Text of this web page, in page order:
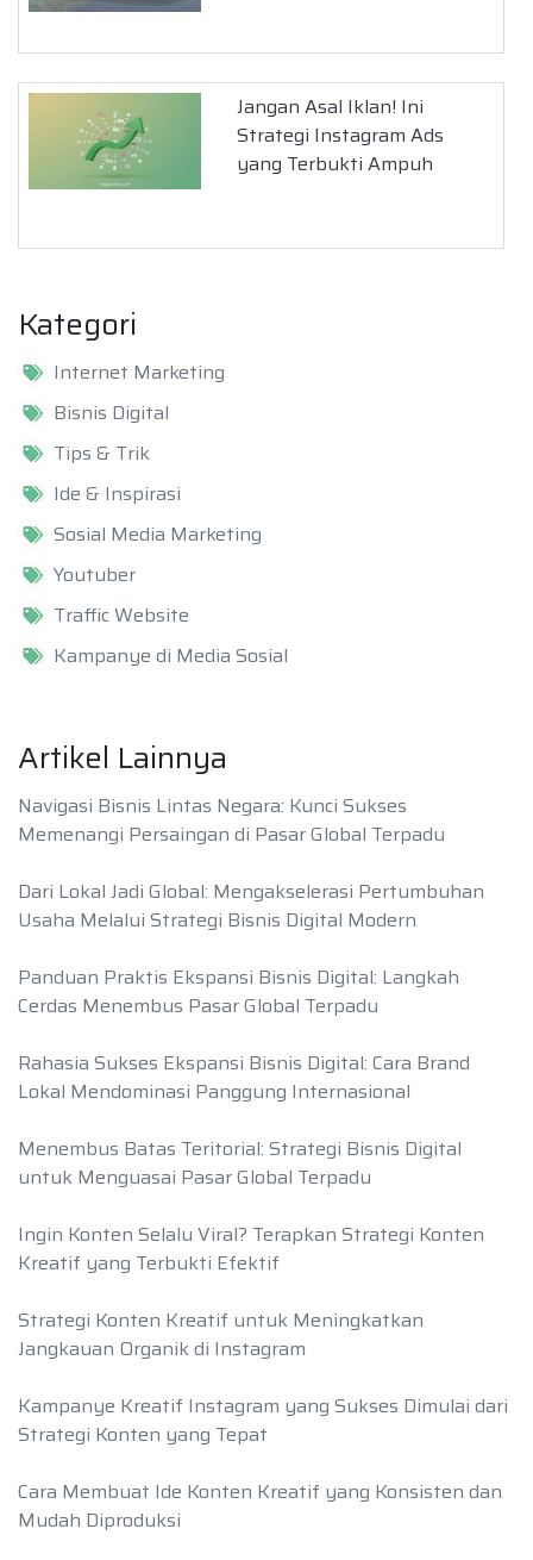
Jangan Asal Iklan! Ini
Strategi Instagram Ads
yang Terbukti Ampuh
Kategori
Internet Marketing
Bisnis Digital
Tips & Trik
Ide & Inspirasi
Sosial Media Marketing
Youtuber
Traffic Website
Kampanye di Media Sosial
Artikel Lainnya
Navigasi Bisnis Lintas Negara: Kunci Sukses
Memenangi Persaingan di Pasar Global Terpadu
Dari Lokal Jadi Global: Mengakselerasi Pertumbuhan
Usaha Melalui Strategi Bisnis Digital Modern
Panduan Praktis Ekspansi Bisnis Digital: Langkah
Cerdas Menembus Pasar Global Terpadu
Rahasia Sukses Ekspansi Bisnis Digital: Cara Brand
Lokal Mendominasi Panggung Internasional
Menembus Batas Teritorial: Strategi Bisnis Digital
untuk Menguasai Pasar Global Terpadu
Ingin Konten Selalu Viral? Terapkan Strategi Konten
Kreatif yang Terbukti Efektif
Strategi Konten Kreatif untuk Meningkatkan
Jangkauan Organik di Instagram
Kampanye Kreatif Instagram yang Sukses Dimulai dari
Strategi Konten yang Tepat
Cara Membuat Ide Konten Kreatif yang Konsisten dan
Mudah Diproduksi